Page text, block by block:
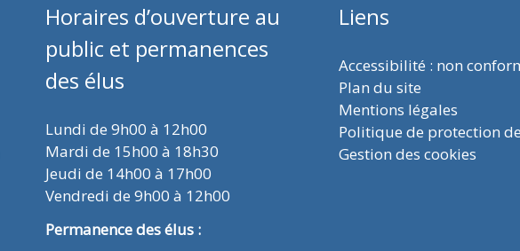
Horaires d’ouverture au
public et permanences
des élus
Lundi de 9h00 à 12h00
Mardi de 15h00 à 18h30
Jeudi de 14h00 à 17h00
Vendredi de 9h00 à 12h00
Permanence des élus :
Liens
Accessibilité : non
Plan du site
Mentions légales
Politique de protection
Gestion des cookies